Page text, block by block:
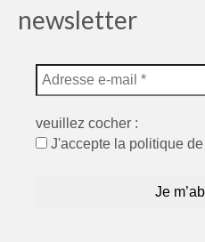
newsletter
veuillez cocher :
J'accepte la politique